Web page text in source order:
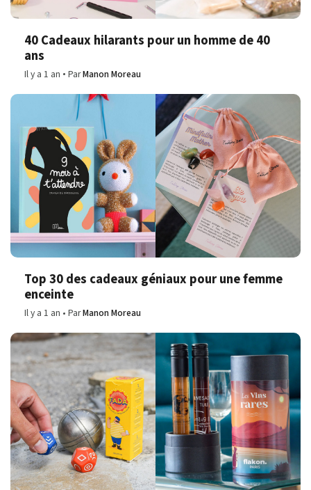
40 Cadeaux hilarants pour un homme de 40
ans
Il y a 1 an ParManon Moreau
Top 30 des cadeaux géniaux pour une femme
enceinte
Il y a 1 an ParManon Moreau